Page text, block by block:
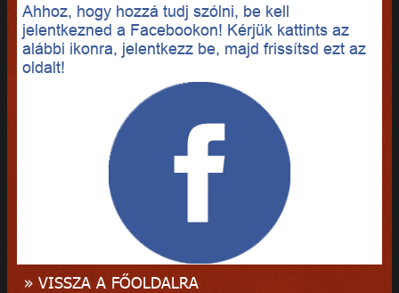
Ahhoz, hogy hozzá tudj szólni, be kell
jelentkezned a Facebookon! Kérjük kattints az
alábbi ikonra, jelentkezz be, majd frissítsd ezt az
oldalt!
» VISSZA A FŐOLDALRA